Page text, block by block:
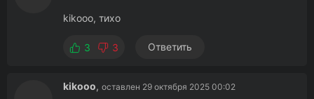
kikooo, тихо
3 3 Ответить
kikooo, оставлен 29 октября 2025 00:02